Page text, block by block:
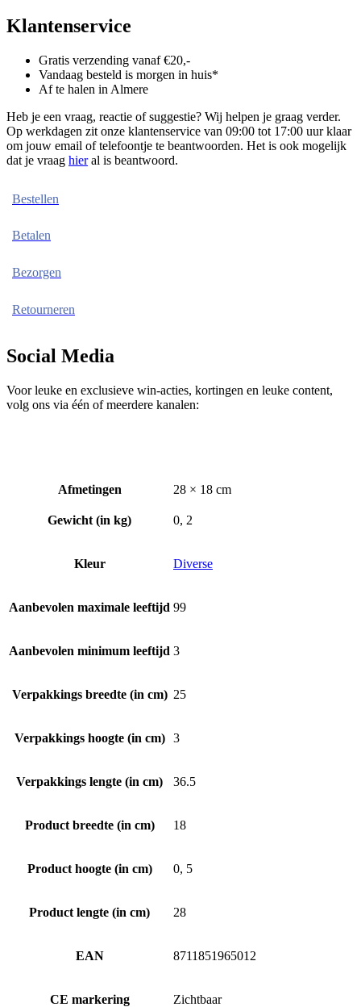
Klantenservice
Gratis verzending vanaf €20,-
Vandaag besteld is morgen in huis*
Af te halen in Almere
Heb je een vraag, reactie of suggestie? Wij helpen je graag verder.
Op werkdagen zit onze klantenservice van 09:00 tot 17:00 uur klaar
om jouw email of telefoontje te beantwoorden. Het is ook mogelijk
dat je vraag hieral is beantwoord.
Bestellen
Betalen
Bezorgen
Retourneren
Social Media
Voor leuke en exclusieve win-acties, kortingen en leuke content,
volg ons via één of meerdere kanalen:
Afmetingen 28 × 18 cm
Gewicht (in kg) 0, 2
Kleur Diverse
Aanbevolen maximale leeftijd 99
Aanbevolen minimum leeftijd 3
Verpakkings breedte (in cm) 25
Verpakkings hoogte (in cm) 3
Verpakkings lengte (in cm) 36.5
Product breedte (in cm) 18
Product hoogte (in cm) 0, 5
Product lengte (in cm) 28
EAN 8711851965012
CE markering Zichtbaar